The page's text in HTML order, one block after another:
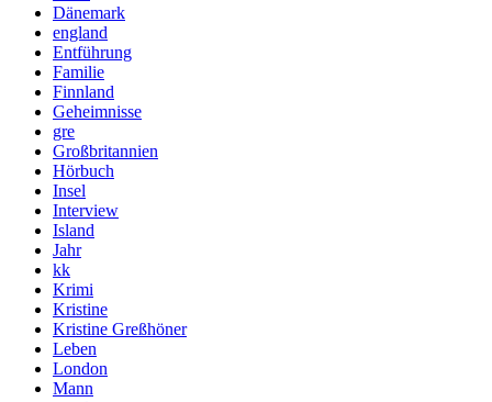
Dänemark
england
Entführung
Familie
Finnland
Geheimnisse
gre
Großbritannien
Hörbuch
Insel
Interview
Island
Jahr
kk
Krimi
Kristine
Kristine Greßhöner
Leben
London
Mann